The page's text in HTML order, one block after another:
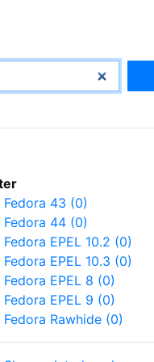
Fedora 43 (0)
Fedora 44 (0)
Fedora EPEL 10.2 (0)
Fedora EPEL 10.3 (0)
Fedora EPEL 8 (0)
Fedora EPEL 9 (0)
Fedora Rawhide (0)